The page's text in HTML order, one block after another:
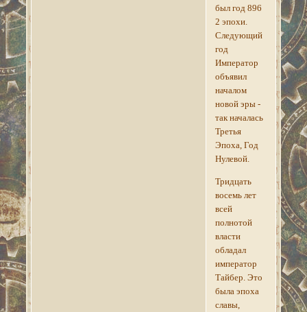
был год 896
2 эпохи.
Следующий
год
Император
объявил
началом
новой эры -
так началась
Третья
Эпоха, Год
Нулевой.
Тридцать
восемь лет
всей
полнотой
власти
обладал
император
Тайбер. Это
была эпоха
славы,